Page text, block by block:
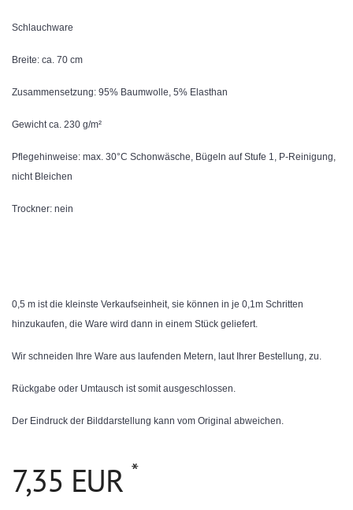
Schlauchware
Breite: ca. 70 cm
Zusammensetzung: 95% Baumwolle, 5% Elasthan
Gewicht ca. 230 g/m²
Pflegehinweise: max. 30°C Schonwäsche, Bügeln auf Stufe 1, P-Reinigung,
nicht Bleichen
Trockner: nein
0,5 m ist die kleinste Verkaufseinheit, sie können in je 0,1m Schritten
hinzukaufen, die Ware wird dann in einem Stück geliefert.
Wir schneiden Ihre Ware aus laufenden Metern, laut Ihrer Bestellung, zu.
Rückgabe oder Umtausch ist somit ausgeschlossen.
Der Eindruck der Bilddarstellung kann vom Original abweichen.
7,35 EUR *